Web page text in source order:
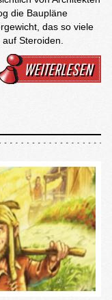
die Baupläne
das so viele
Steroiden.
WEITERLESEN